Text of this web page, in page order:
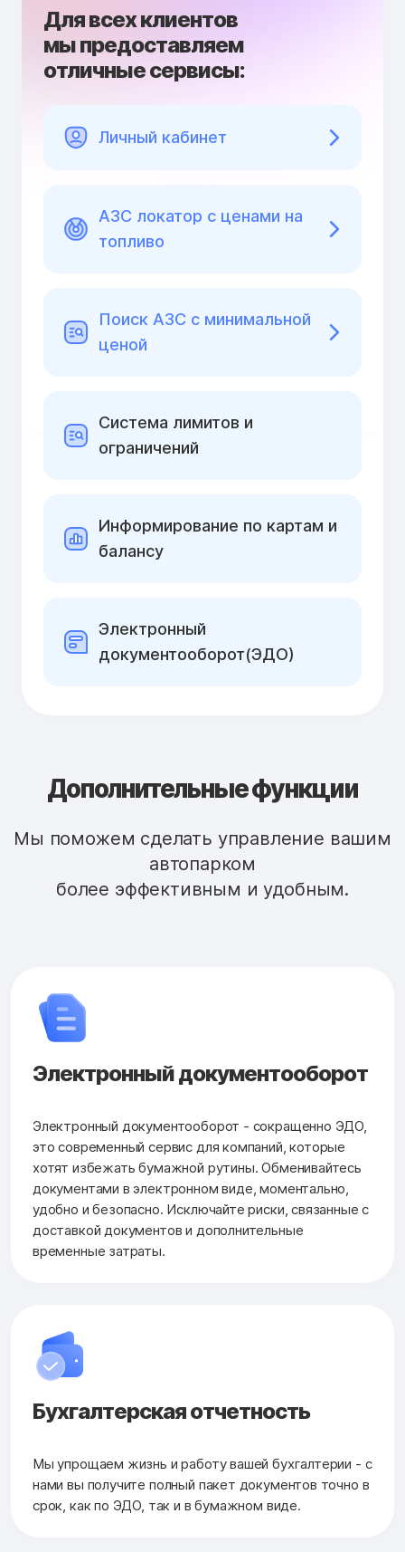
Для всех клиентов
мы предоставляем
отличные сервисы:
Личный кабинет
АЗС локатор с ценами на
топливо
Поиск АЗС с минимальной
ценой
Cистема лимитов и
ограничений
Информирование по картам и
балансу
Электронный
документооборот(ЭДО)
Дополнительные функции
Мы поможем сделать управление вашим
автопарком
более эффективным и удобным.
Электронный документооборот
Электронный документооборот - сокращенно ЭДО,
это современный сервис для компаний, которые
хотят избежать бумажной рутины. Обменивайтесь
документами в электронном виде, моментально,
удобно и безопасно. Исключайте риски, связанные с
доставкой документов и дополнительные
временные затраты.
Бухгалтерскаяотчетность
Мы упрощаем жизнь и работу вашей бухгалтерии - с
нами вы получите полный пакет документов точно в
срок, как по ЭДО, так и в бумажном виде.